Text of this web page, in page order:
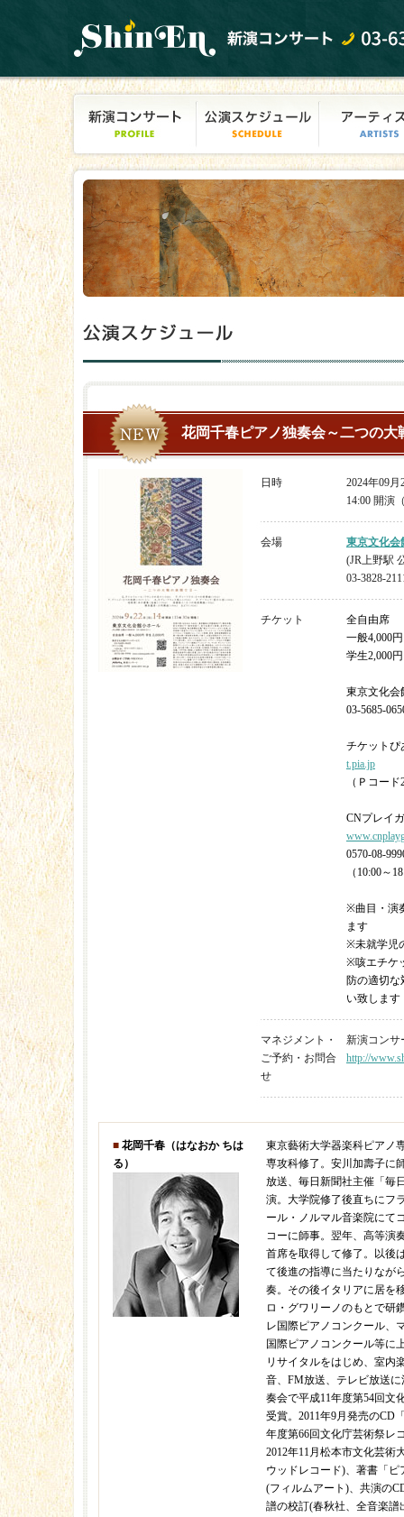
花岡千春ピアノ独奏会～二つの大
日時
2024年09
14:00 開演
会場
東京文化会
(JR上野駅
03-3828-
チケット
全自由席
一般4,000円
学生2,000円
東京文化会
03-5685-
チケットぴ
t.pia.jp
（Ｐコー
CNプレイ
0570-08-
（10:00～
※曲目・演
ます
※未就学児
※咳エチケ
防の適切
い致します
マネジメント・
ご予約・お問合
せ
新演コンサ
http://
■ 花岡千春（はなおか ちは
る）
東京藝術大学器楽科ピアノ
専攻科修了。安川加壽子に
放送、毎日新聞社主催「毎
演。大学院修了後直ちにフ
ール・ノルマル音楽院にて
コーに師事。翌年、高等演
首席を取得して修了。以後
て後進の指導に当たりなが
奏。その後イタリアに居を
ロ・グワリーノのもとで研
レ国際ピアノコンクール、
国際ピアノコンクール等に
リサイタルをはじめ、室内
音、FM放送、テレビ放送
奏会で平成11年度第54回文
受賞。2011年9月発売のCD
年度第66回文化庁芸術祭レ
2012年11月松本市文化芸術
ウッドレコード)、著書「
(フィルムアート)、共演の
譜の校訂(春秋社、全音楽